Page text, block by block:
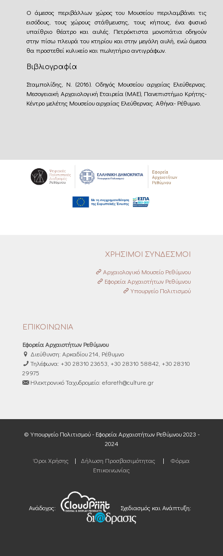
Ο άμεσος περιβάλλων χώρος του Μουσείου περιλαμβάνει τις
εισόδους, τους χώρους στάθμευσης, τους κήπους, ένα φυσικό
υπαίθριο θέατρο και αυλές. Πετρόκτιστα μονοπάτια οδηγούν
στην πίσω πλευρά του κτηρίου και στην μεγάλη αυλή, ενώ άμεσα
θα προστεθεί κυλικείο και πωλητήριο αντιγράφων.
Βιβλιογραφία
Σταμπολίδης, Ν. (2016). Οδηγός Μουσείου αρχαίας Ελεύθερνας.
Μεσογειακή Αρχαιολογική Εταιρεία (ΜΑΕ), Πανεπιστήμιο Κρήτης-
Κέντρο μελέτης Μουσείου αρχαίας Ελεύθερνας. Αθήνα- Ρέθυμνο.
ΧΡΗΣΙΜΟΙ ΣΥΝΔΕΣΜΟΙ
Αρχαιολογικό Μουσείο Ρεθύμνου
Εφορεία Αρχαιοτήτων Ρεθύμνου
Υπουργείο Πολιτισμού
ΕΠΙΚΟΙΝΩΝΙΑ
Εφορεία Αρχαιοτήτων Ρεθύμνου
Διεύθυνση: Αρκαδίου 214, Ρέθυμνο
Τηλέφωνα: +30 28310 23653, +30 28310 58842, +30 28310
29975
Ηλεκτρονικό Ταχυδρομείο: efareth@culture.gr
© Υπουργείο Πολιτισμού - Εφορεία Αρχαιοτήτων Ρεθύμνου 2023 -
2024
Όροι Χρήσης
| Δήλωση Προσβασιμότητας |
Φόρμα
Επικοινωνίας
Ανάδοχος: Σχεδιασμός και Ανάπτυξη: